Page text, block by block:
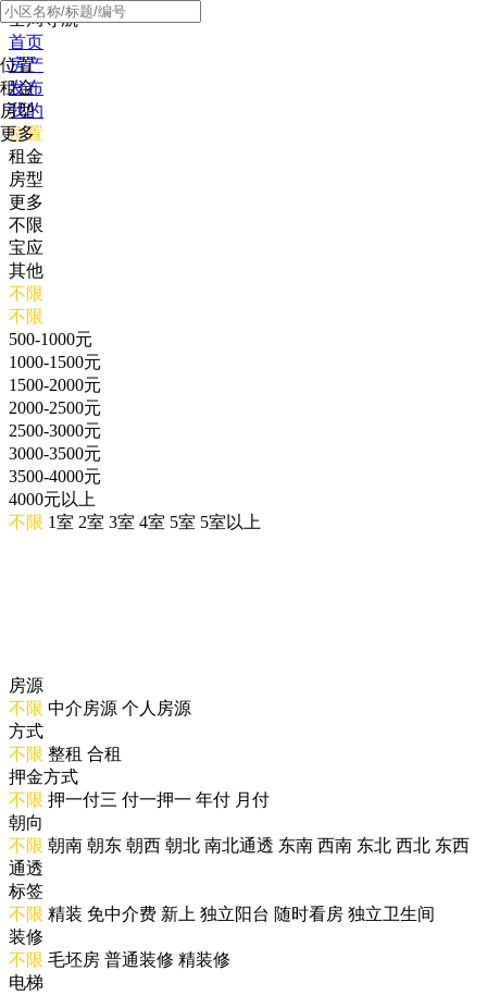
全局导航
首页
房产
发布
我的
位置
租金
房型
更多
位置
租金
房型
更多
不限
宝应
其他
不限
不限
500-1000元
1000-1500元
1500-2000元
2000-2500元
2500-3000元
3000-3500元
3500-4000元
4000元以上
不限 1室 2室 3室 4室 5室 5室以上
房源
不限 中介房源 个人房源
方式
不限 整租 合租
押金方式
不限 押一付三 付一押一 年付 月付
朝向
不限 朝南 朝东 朝西 朝北 南北通透 东南 西南 东北 西北 东西
通透
标签
不限 精装 免中介费 新上 独立阳台 随时看房 独立卫生间
装修
不限 毛坯房 普通装修 精装修
电梯